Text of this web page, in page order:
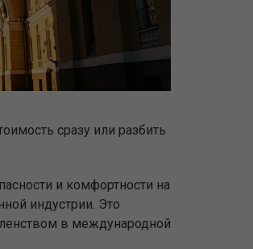
сразу или разбить
и комфортности на
индустрии. Это
в международной